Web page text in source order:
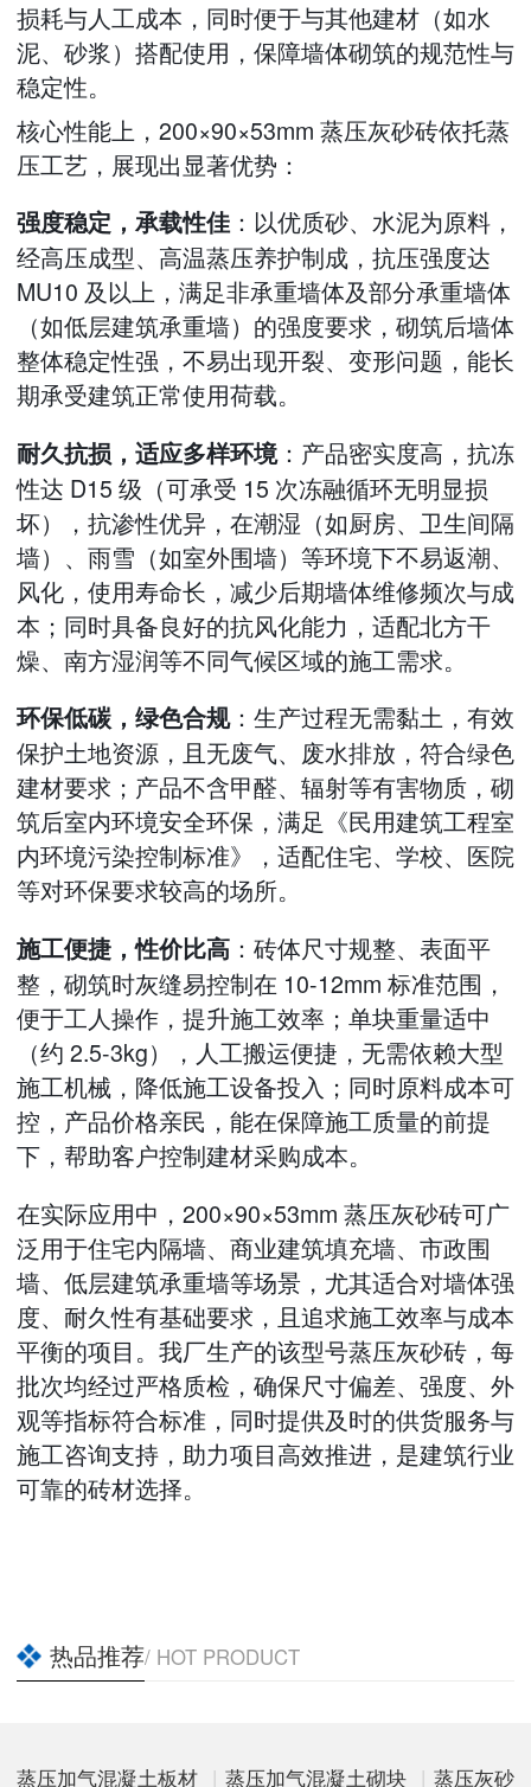
损耗与人工成本，同时便于与其他建材（如水
泥、砂浆）搭配使用，保障墙体砌筑的规范性与
稳定性。
核心性能上，200×90×53mm 蒸压灰砂砖依托蒸
压工艺，展现出显著优势：
强度稳定，承载性佳 ：以优质砂、水泥为原料，
经高压成型、高温蒸压养护制成，抗压强度达
MU10 及以上，满足非承重墙体及部分承重墙体
（如低层建筑承重墙）的强度要求，砌筑后墙体
整体稳定性强，不易出现开裂、变形问题，能长
期承受建筑正常使用荷载。
耐久抗损，适应多样环境：产品密实度高，抗冻
性达 D15 级（可承受 15 次冻融循环无明显损
坏），抗渗性优异，在潮湿（如厨房、卫生间隔
墙）、雨雪（如室外围墙）等环境下不易返潮、
风化，使用寿命长，减少后期墙体维修频次与成
本；同时具备良好的抗风化能力，适配北方干
燥、南方湿润等不同气候区域的施工需求。
环保低碳，绿色合规：生产过程无需黏土，有效
保护土地资源，且无废气、废水排放，符合绿色
建材要求；产品不含甲醛、辐射等有害物质，砌
筑后室内环境安全环保，满足《民用建筑工程室
内环境污染控制标准》，适配住宅、学校、医院
等对环保要求较高的场所。
施工便捷，性价比高 ：砖体尺寸规整、表面平
整，砌筑时灰缝易控制在 10-12mm 标准范围，
便于工人操作，提升施工效率；单块重量适中
（约 2.5-3kg），人工搬运便捷，无需依赖大型
施工机械，降低施工设备投入；同时原料成本可
控，产品价格亲民，能在保障施工质量的前提
下，帮助客户控制建材采购成本。
在实际应用中，200×90×53mm 蒸压灰砂砖可广
泛用于住宅内隔墙、商业建筑填充墙、市政围
墙、低层建筑承重墙等场景，尤其适合对墙体强
度、耐久性有基础要求，且追求施工效率与成本
平衡的项目。我厂生产的该型号蒸压灰砂砖，每
批次均经过严格质检，确保尺寸偏差、强度、外
观等指标符合标准，同时提供及时的供货服务与
施工咨询支持，助力项目高效推进，是建筑行业
可靠的砖材选择。
热品推荐/ HOT PRODUCT
蒸压加气混凝土板材 | 蒸压加气混凝土砌块 | 蒸压灰砂